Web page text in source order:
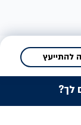
להתייעץ
לך?